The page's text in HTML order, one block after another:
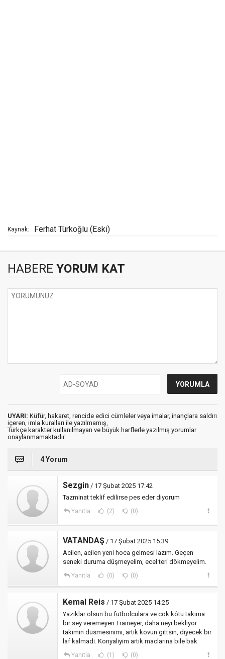
Kaynak: Ferhat Türkoğlu (Eski)
HABERE YORUM KAT
UYARI: Küfür, hakaret, rencide edici cümleler veya imalar, inançlara saldırı
içeren, imla kuralları ile yazılmamış,
Türkçe karakter kullanılmayan ve büyük harflerle yazılmış yorumlar
onaylanmamaktadır.
4 Yorum
Sezgin / 17 Şubat 2025 17:42
Tazminat teklif edilirse pes eder diyorum
Yanıtla (2) (0)
VATANDAŞ / 17 Şubat 2025 15:39
Acilen, acilen yeni hoca gelmesi lazım. Geçen
seneki duruma düşmeyelim, ecel teri dökmeyelim.
Yanıtla (0) (0)
Kemal Reis / 17 Şubat 2025 14:25
Yaziklar olsun bu futbolculara ve cok kôtü takima
bir sey veremeyen Traineyer, daha neyi bekliyor
takimin düsmesinimi, artik kovun gittsin, diyecek bir
laf kalmadi. Konyaliyim artik maclarina bile bak
Yanıtla (1) (0)